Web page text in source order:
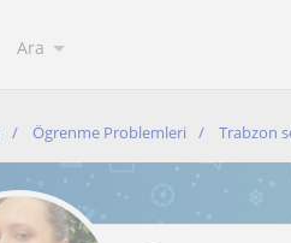
Ara
Ögrenme Problemleri Trabzon